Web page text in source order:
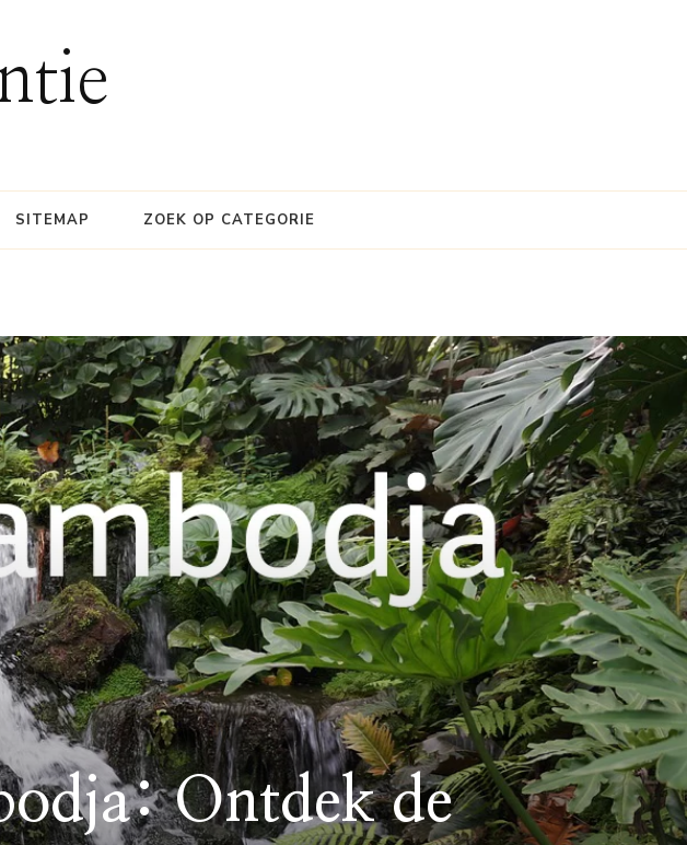
SITEMAP ZOEK OP CATEGORIE
Ontdek de